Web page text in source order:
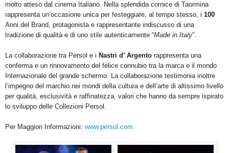
molto atteso dal cinemaI taliano. Nella splendida cornice di Taormina
rappresenta un’occasione unica per festeggiare, al tempo stesso, i 100
Anni del Brand, protagonista e rappresentante indiscusso di una
tradizione di qualità e di uno stile autenticamente “Made in Italy”.
La collaborazione tra Persol e i Nastri d’ Argento rappresenta una
conferma e un rinnovamento del felice connubio tra la marca e il mondo
nternazionale del grande schermo. La collaborazione testimonia inoltre
l’impegno del marchio nei mondi della cultura e dell’arte di altissimo livello
per qualità, esclusività e raffinatezza, valori che hanno da sempre ispirato
lo sviluppo delle Collezioni Persol.
Per Maggiori Informazioni: www.persol.com